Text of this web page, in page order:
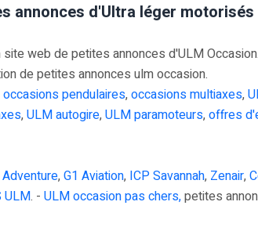
annonces d'Ultra léger motorisés
web de petites annonces d'ULM
de petites annonces ulm occasion.
occasions pendulaires,occasions multiaxes,
,ULM autogire,ULM paramoteurs,offres
Adventure,G1 Aviation, ICP Savannah, Zenair,
ULM. - ULM occasion pas chers,petites